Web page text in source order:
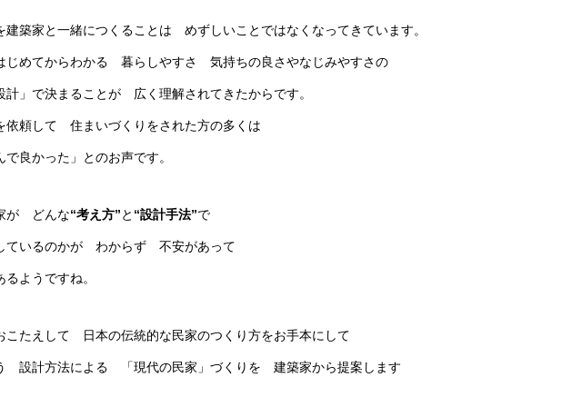
建築家と一緒につくることは めずしいことではなくなってきています。
めてからわかる 暮らしやすさ 気持ちの良さやなじみやすさの
計」で決まることが 広く理解されてきたからです。
依頼して 住まいづくりをされた方の多くは
で良かった」とのお声です。
が どんな“考え方”と “設計手法”で
ているのかが わからず 不安があって
ようですね。
たえして 日本の伝統的な民家のつくり方をお手本にして
設計方法による 「現代の民家」づくりを 建築家から提案します